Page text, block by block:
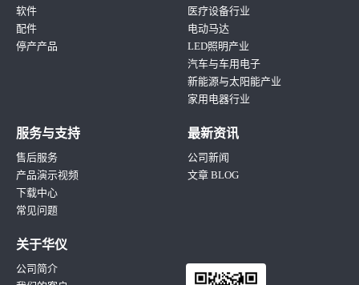
软件
配件
停产产品
医疗设备行业
电动马达
LED照明产业
汽车与车用电子
新能源与太阳能产业
家用电器行业
服务与支持
售后服务
产品演示视频
下载中心
常见问题
最新资讯
公司新闻
文章 BLOG
关于华仪
公司简介